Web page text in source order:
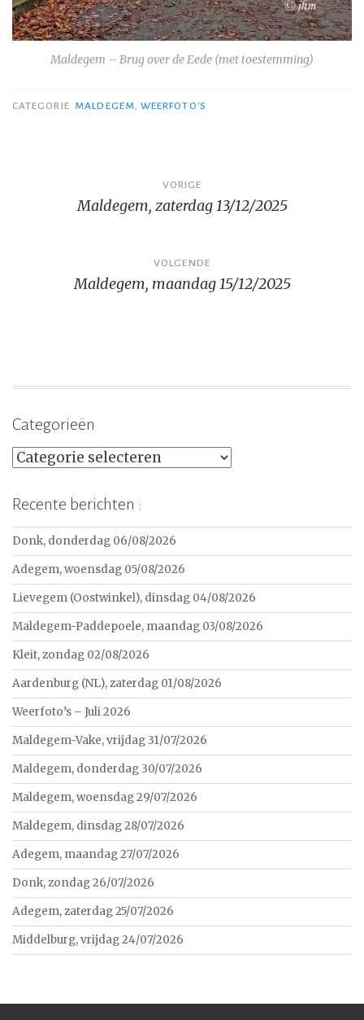
Maldegem – Brug over de Eede (met toestemming)
CATEGORIE MALDEGEM, WEERFOTO'S
navigatie
VORIGE
Maldegem, zaterdag 13/12/2025
VOLGENDE
Maldegem, maandag 15/12/2025
Categorieën
Categorieën
Recente berichten :
Donk, donderdag 06/08/2026
Adegem, woensdag 05/08/2026
Lievegem (Oostwinkel), dinsdag 04/08/2026
Maldegem-Paddepoele, maandag 03/08/2026
Kleit, zondag 02/08/2026
Aardenburg (NL), zaterdag 01/08/2026
Weerfoto’s – Juli 2026
Maldegem-Vake, vrijdag 31/07/2026
Maldegem, donderdag 30/07/2026
Maldegem, woensdag 29/07/2026
Maldegem, dinsdag 28/07/2026
Adegem, maandag 27/07/2026
Donk, zondag 26/07/2026
Adegem, zaterdag 25/07/2026
Middelburg, vrijdag 24/07/2026